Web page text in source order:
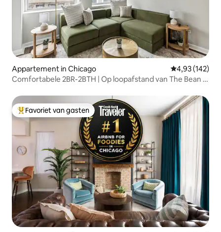
Appartement in Chicago Gemiddelde
4,93 (142)
Comfortabele 2BR-2BTH | Op loopafstand van The Bean &
Topfavoriet van gasten
Favoriet van gasten